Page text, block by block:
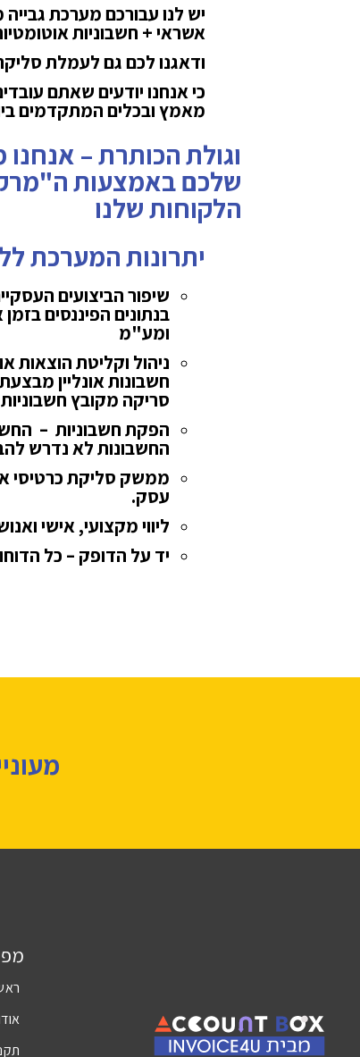
יש לנו עבורכם מערכת
אשראי + חשבוניות
ודאגנו לכם גם לעמלת סליקה
כי אנחנו יודעים שאתם
מאמץ ובכלים המתקדמים
וגולת הכותרת –
הלקוחות שלנו
יתרונות המערכת
שיפור הביצועים
בנתונים הפיננסים
ומע"מ
ניהול וקליטת הוצאות
חשבונות אונליין
סריקה מקובץ
הפקת חשבוניות –
החשבונות לא נדרש
ממשק סליקת כרטיסי
עסק.
ליווי מקצועי, אישי
יד על הדופק – כל